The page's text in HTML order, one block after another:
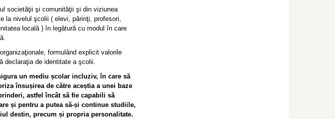
societăţii şi comunităţii şi din viziunea
la nivelul şcolii ( elevi, părinţi, profesori,
locală ) în legătură cu modul în care
formulând explicit valorile
declaraţia de identitate a şcolii.
un mediu școlar incluziv, în care să
însușirea de către aceștia a unei baze
astfel încât să fie capabili să
și pentru a putea să-și continue studiile,
destin, precum și propria personalitate.